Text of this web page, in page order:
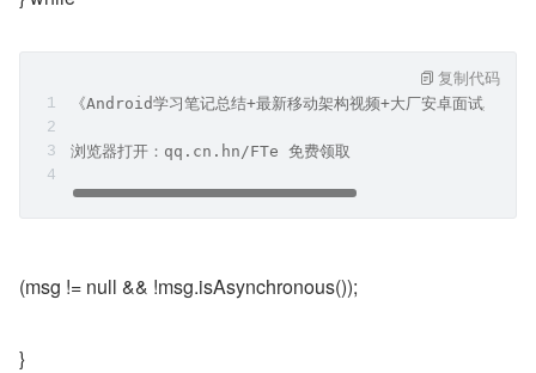
《Android学习笔记总结+最新移动架构视频+大厂安卓面试真题+
浏览器打开：qq.cn.hn/FTe 免费领取
复制代码
(msg != null && !msg.isAsynchronous());
}